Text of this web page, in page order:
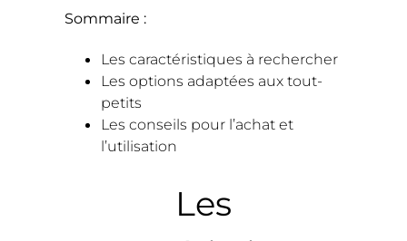
Sommaire :
Les caractéristiques à rechercher
Les options adaptées aux tout-
petits
Les conseils pour l’achat et
l’utilisation
Les